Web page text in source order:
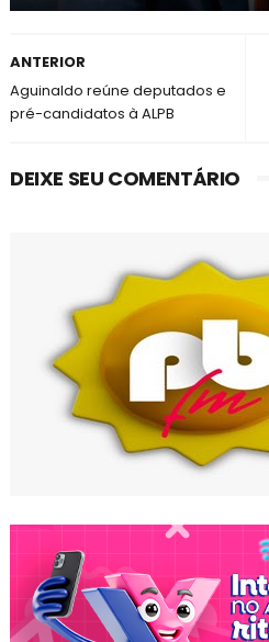
ANTERIOR
Aguinaldo reúne deputados e
pré-candidatos à ALPB
DEIXE SEU COMENTÁRIO